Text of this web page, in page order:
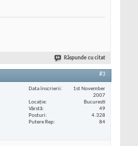
Răspunde cu citat
#3
Data înscrierii
1st November
2007
Locaţie
Bucuresti
Vârstă
49
Posturi
4.328
Putere Rep
84